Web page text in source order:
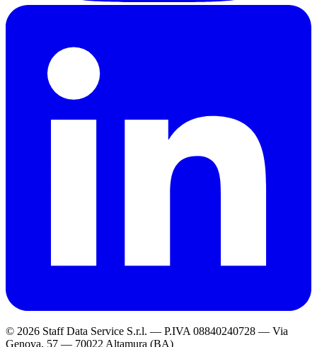
© 2026 Staff Data Service S.r.l. — P.IVA 08840240728 — Via
Genova, 57 — 70022 Altamura (BA)